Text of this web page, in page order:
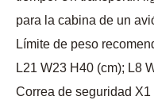
para la cabina de un
Límite de peso
L21 W23 H40 (cm); L8
Correa de seguridad